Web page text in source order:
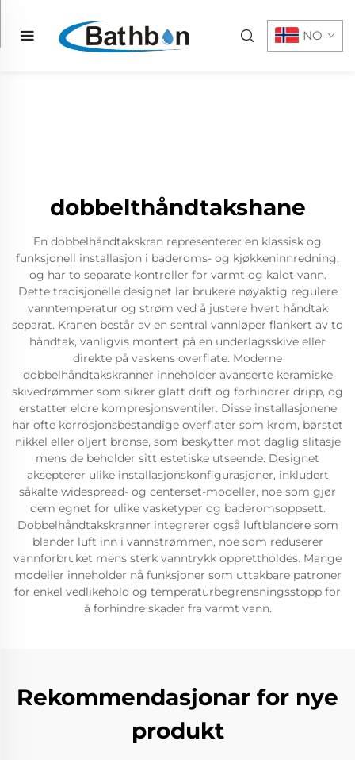
NO
dobbelthåndtakshane
En dobbelhåndtakskran representerer en klassisk og
funksjonell installasjon i baderoms- og kjøkkeninnredning,
og har to separate kontroller for varmt og kaldt vann.
Dette tradisjonelle designet lar brukere nøyaktig regulere
vanntemperatur og strøm ved å justere hvert håndtak
separat. Kranen består av en sentral vannløper flankert av to
håndtak, vanligvis montert på en underlagsskive eller
direkte på vaskens overflate. Moderne
dobbelhåndtakskranner inneholder avanserte keramiske
skivedrømmer som sikrer glatt drift og forhindrer dripp, og
erstatter eldre kompresjonsventiler. Disse installasjonene
har ofte korrosjonsbestandige overflater som krom, børstet
nikkel eller oljert bronse, som beskytter mot daglig slitasje
mens de beholder sitt estetiske utseende. Designet
aksepterer ulike installasjonskonfigurasjoner, inkludert
såkalte widespread- og centerset-modeller, noe som gjør
dem egnet for ulike vasketyper og baderomsoppsett.
Dobbelhåndtakskranner integrerer også luftblandere som
blander luft inn i vannstrømmen, noe som reduserer
vannforbruket mens sterk vanntrykk opprettholdes. Mange
modeller inneholder nå funksjoner som uttakbare patroner
for enkel vedlikehold og temperaturbegrensningsstopp for
å forhindre skader fra varmt vann.
Rekommendasjonar for nye
produkt